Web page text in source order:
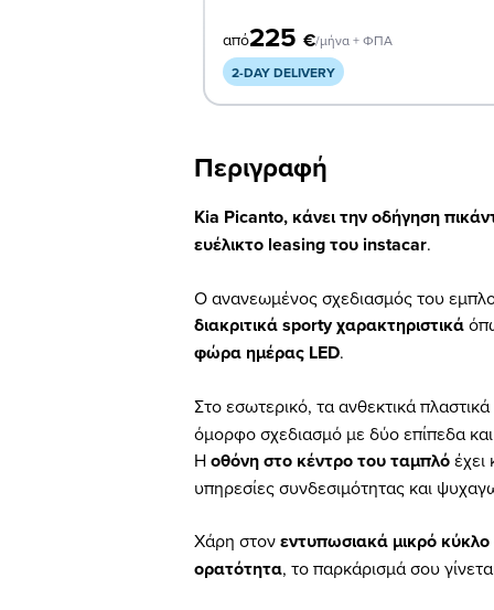
από225 €/μήνα + ΦΠΑ
2-DAY DELIVERY
Περιγραφή
Kia Picanto, κάνει την οδήγηση
ευέλικτο leasing του instacar.
Ο ανανεωμένος σχεδιασμός του
διακριτικά sporty χαρακτηριστικά
φώρα ημέρας LED.
Στο εσωτερικό, τα ανθεκτικά
όμορφο σχεδιασμό με δύο επίπεδα
Ηοθόνη στο κέντρο του ταμπλό
υπηρεσίες συνδεσιμότητας και
Χάρη στονεντυπωσιακά μικρό
ορατότητα, το παρκάρισμά σου